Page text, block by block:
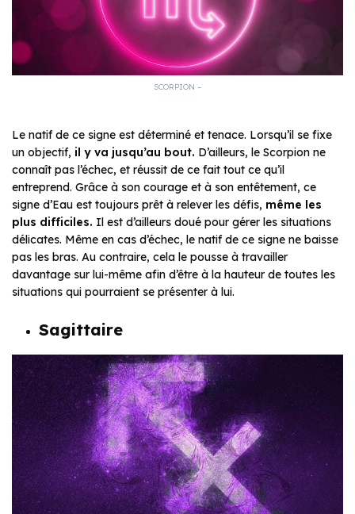
SCORPION –
Le natif de ce signe est déterminé et tenace. Lorsqu’il se fixe
un objectif, il y va jusqu’au bout. D’ailleurs, le Scorpion ne
connaît pas l’échec, et réussit de ce fait tout ce qu’il
entreprend. Grâce à son courage et à son entêtement, ce
signe d’Eau est toujours prêt à relever les défis, même les
plus difficiles. Il est d’ailleurs doué pour gérer les situations
délicates. Même en cas d’échec, le natif de ce signe ne baisse
pas les bras. Au contraire, cela le pousse à travailler
davantage sur lui-même afin d’être à la hauteur de toutes les
situations qui pourraient se présenter à lui.
Sagittaire